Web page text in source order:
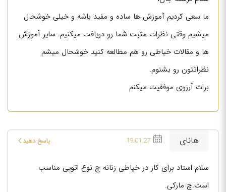
ما سعی کردیم آموزش ها ساده و مفید باشه و خیلی خوشحال
میشیم وقتی نظرات مثبت شما رو دریافت میکنیم. سایر آموزش
ها و مقالات خیاطی رو هم مطالعه کنید خوشحال میشم
نظراتتون رو بشنوم.
برات آرزوی موفقیت میکنم
هانای 19.01.27 پاسخ دهید
سلام استاد برای کار در خیاطی زنانه چ نوع اتویی مناسب
است.چ مارکی.